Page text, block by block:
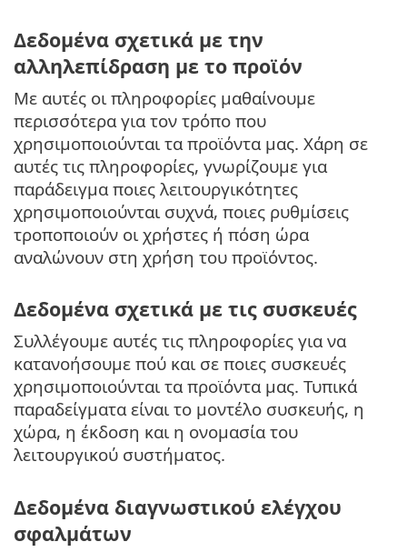
Δεδομένα σχετικά με την
αλληλεπίδραση με το προϊόν
Με αυτές οι πληροφορίες μαθαίνουμε
περισσότερα για τον τρόπο που
χρησιμοποιούνται τα προϊόντα μας. Χάρη σε
αυτές τις πληροφορίες, γνωρίζουμε για
παράδειγμα ποιες λειτουργικότητες
χρησιμοποιούνται συχνά, ποιες ρυθμίσεις
τροποποιούν οι χρήστες ή πόση ώρα
αναλώνουν στη χρήση του προϊόντος.
Δεδομένα σχετικά με τις συσκευές
Συλλέγουμε αυτές τις πληροφορίες για να
κατανοήσουμε πού και σε ποιες συσκευές
χρησιμοποιούνται τα προϊόντα μας. Τυπικά
παραδείγματα είναι το μοντέλο συσκευής, η
χώρα, η έκδοση και η ονομασία του
λειτουργικού συστήματος.
Δεδομένα διαγνωστικού ελέγχου
σφαλμάτων